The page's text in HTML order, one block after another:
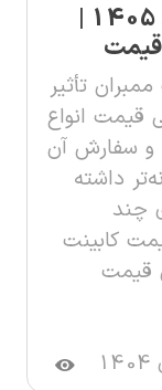
قیمت کابینت ممبران در مرداد 1405 |
تأثیر
قیمت انواع
و سفارش آن
داشته
چند
مطلب قیمت کابینت
قیمت